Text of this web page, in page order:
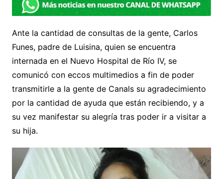
Ante la cantidad de consultas de la gente, Carlos
Funes, padre de Luisina, quien se encuentra
internada en el Nuevo Hospital de Río IV, se
comunicó con eccos multimedios a fin de poder
transmitirle a la gente de Canals su agradecimiento
por la cantidad de ayuda que están recibiendo, y a
su vez manifestar su alegría tras poder ir a visitar a
su hija.